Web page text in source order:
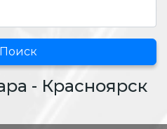
Поиск
- Красноярск